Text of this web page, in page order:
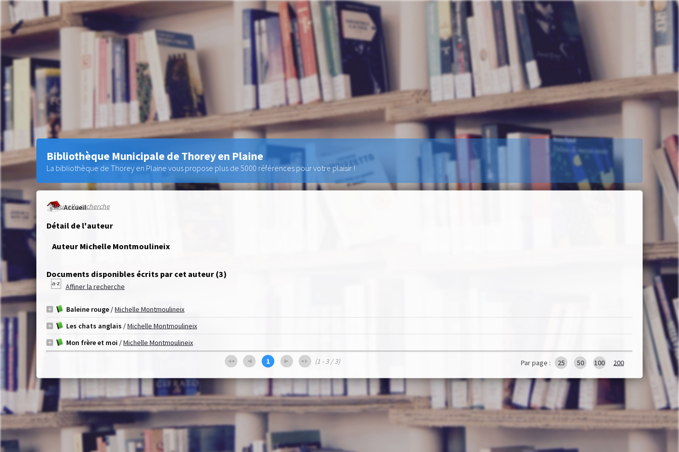
Accueil
Nouvelle recherche
Détail de l'auteur
Auteur Michelle Montmoulineix
Documents disponibles écrits par cet auteur (3)
Affiner la recherche
Baleine rouge /Michelle Montmoulineix
Les chats anglais /Michelle Montmoulineix
Mon frère et moi /Michelle Montmoulineix
1 (1 - 3 / 3) Par page : 25 50 100 200
Bibliothèque Municipale de Thorey en Plaine
La bibliothèque de Thorey en Plaine vous propose plus de 5000 références pour votre plaisir !